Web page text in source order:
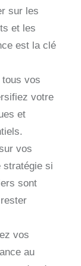
sur les
et les
est la clé
vos
votre
et
vos
stratégie si
sont
vos
au